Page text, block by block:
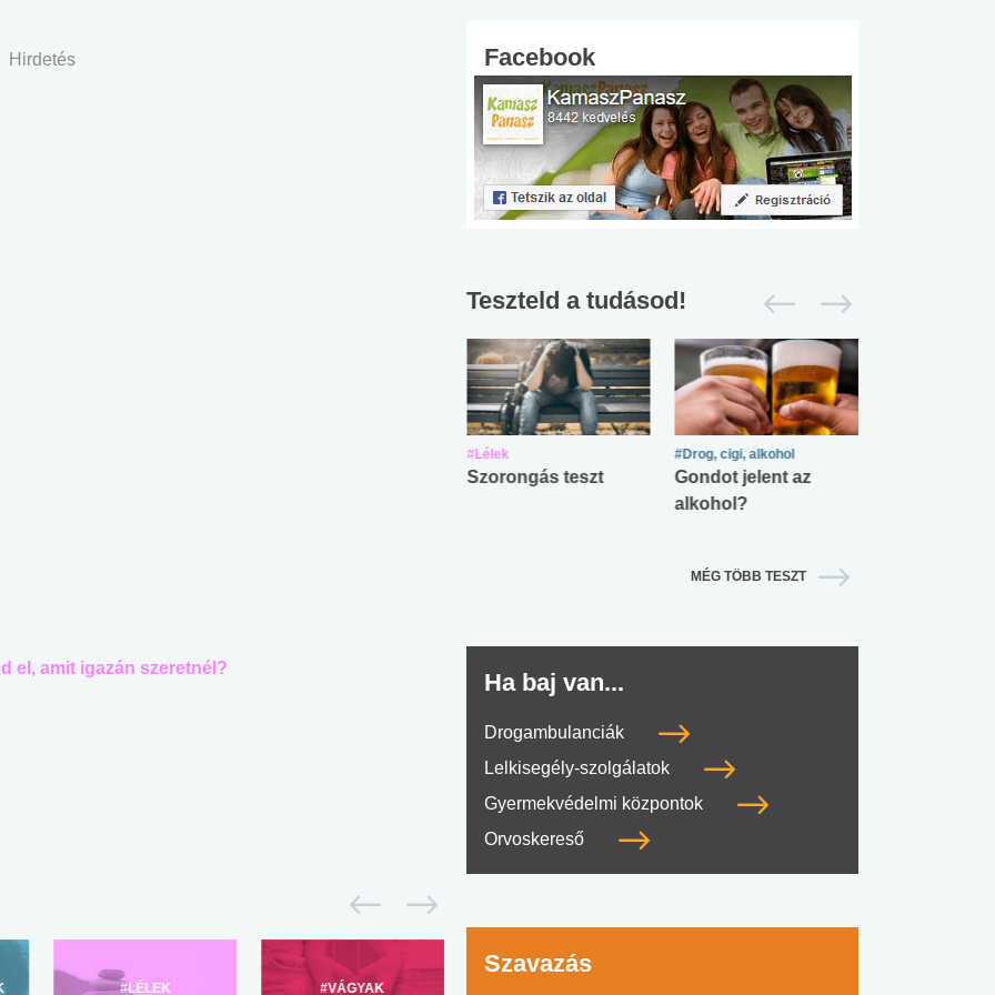
Hirdetés
el, amit igazán szeretnél?
#LÉLEK #VÁGYAK
Facebook
Teszteld a tudásod!
#Lélek
Szorongás teszt
#Drog, cigi, alkohol
Gondot jelent az
alkohol?
MÉG TÖBB TESZT
Ha baj van...
Drogambulanciák
Lelkisegély-szolgálatok
Gyermekvédelmi központok
Orvoskereső
Szavazás